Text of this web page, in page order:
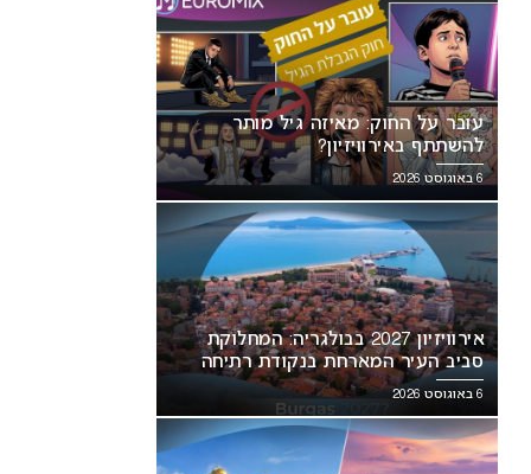
עובר על החוק: מאיזה גיל מותר
להשתתף באירוויזיון?
6 באוגוסט 2026
אירוויזיון 2027 בבולגריה: המחלוקת
סביב העיר המארחת בנקודת רתיחה
6 באוגוסט 2026